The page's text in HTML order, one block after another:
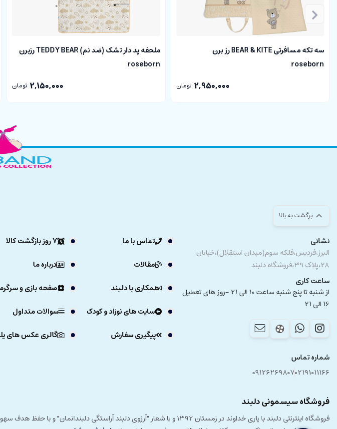
سه تکه مسافرتی BEAR & KITE رز برن
roseborn
2,950,000 تومان
ملحفه پد دار تشک (ضد نم) TEDDY BEAR رزبرن
roseborn
2,150,000 تومان
برگشت به بالا
نشانی
البرز،فردیس،فلکه سوم(میدان استقلال)،خیابان
28،پلاک 39،فروشگاه دلبند
ساعت کاری
از شنبه تا پنج شنبه ساعت 10 الی 21 -روز های تعطیل
16 الی 21
شماره تماس
02191011166
09126269807
تماس با ما 7 روز بازگشت کالا
مقالات
درباره ما
همکاری با دلبند
صفحه بازی و
سایت های نوزاد و کودک
سوالات متداول
پیگیری سفارش
گالری عکس های
فروشگاه سیسمونی دلبند
فروشگاه اینترنتی دلبند با یاری خداوند در زمستان 1392 و با شعار "آرزوی